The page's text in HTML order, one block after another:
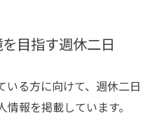
目指す週休二日
いる方に向けて、週休二日
報を掲載しています。